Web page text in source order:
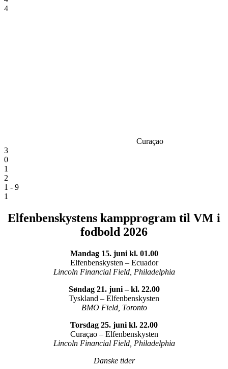
4
Curaçao
3
0
1
2
1 - 9
1
Elfenbenskystens kampprogram til VM i
fodbold 2026
Mandag 15. juni kl. 01.00
Elfenbenskysten – Ecuador
Lincoln Financial Field, Philadelphia
Søndag 21. juni – kl. 22.00
Tyskland – Elfenbenskysten
BMO Field, Toronto
Torsdag 25. juni kl. 22.00
Curaçao – Elfenbenskysten
Lincoln Financial Field, Philadelphia
Danske tider